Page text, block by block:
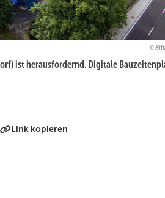
ist herausfordernd. Digitale
Link kopieren